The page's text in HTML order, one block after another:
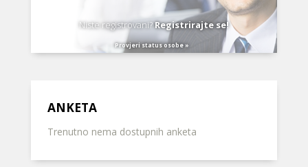
Niste registrovani?Registrirajte se!
Provjeri status osobe »
ANKETA
Trenutno nema dostupnih anketa